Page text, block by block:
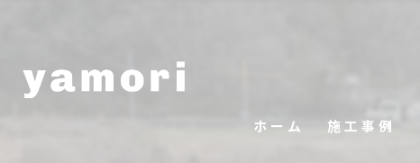
ホーム 施工事例